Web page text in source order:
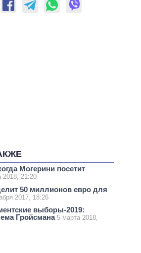
Могерини посетит
2018, 21:20
50 миллионов евро для
2017, 18:26
выборы-2019:
Гройсмана 5 марта 2018,